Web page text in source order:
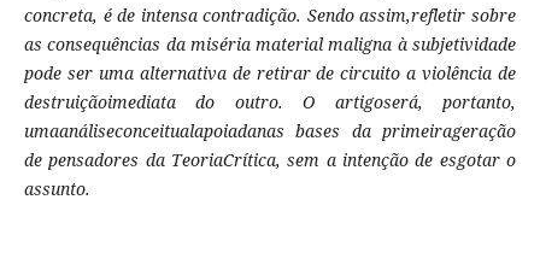
concreta, é de intensa contradição. Sendo assim,refletir sobre
as consequências da miséria material maligna à subjetividade
pode ser uma alternativa de retirar de circuito a violência de
destruiçãoimediata do outro.O artigoserá, portanto,
umaanáliseconceitualapoiadanas bases da primeirageração
de pensadores da TeoriaCrítica, sem a intenção de esgotar o
assunto.